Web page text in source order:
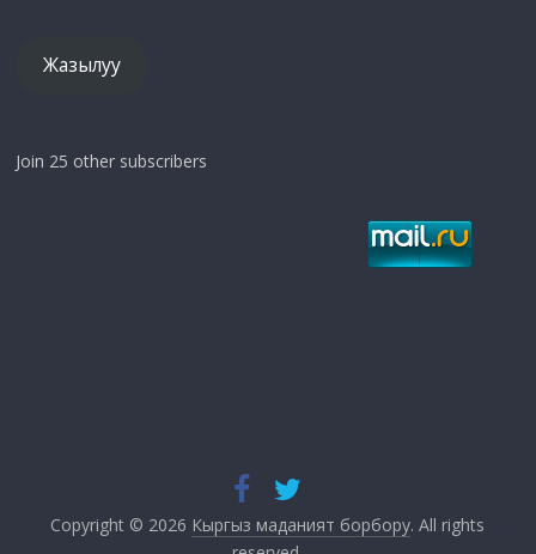
Жазылуу
Join 25 other subscribers
Copyright © 2026 Кыргыз маданият борбору. All rights